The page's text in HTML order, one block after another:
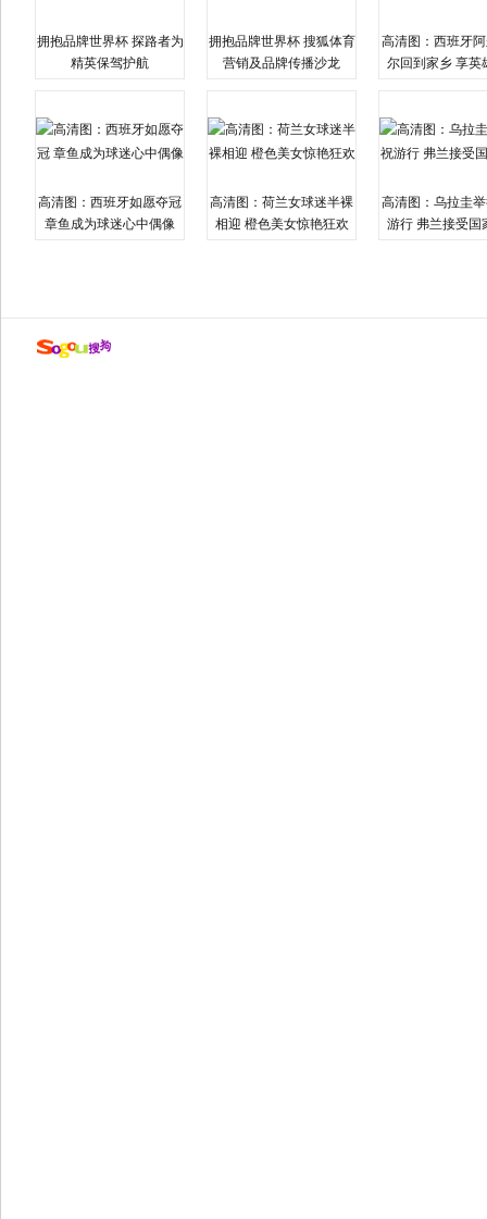
拥抱品牌世界杯 探路者为
精英保驾护航
拥抱品牌世界杯 搜狐体育
营销及品牌传播沙龙
高清图：西班牙
尔回到家乡 享英
高清图：西班牙如愿夺冠
章鱼成为球迷心中偶像
高清图：荷兰女球迷半裸
相迎 橙色美女惊艳狂欢
高清图：乌拉圭
游行 弗兰接受国